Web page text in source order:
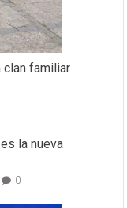
clan familiar
la nueva
0